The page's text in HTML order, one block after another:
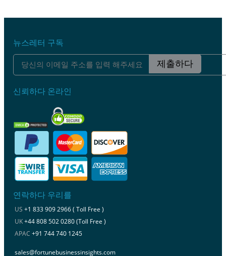
뉴스레터 구독
제출하다
신뢰하다 온라인
연락하다 우리를
US +1 833 909 2966 ( Toll Free )
UK+44 808 502 0280 (Toll Free )
APAC +91 744 740 1245
sales@fortunebusinessinsights.com